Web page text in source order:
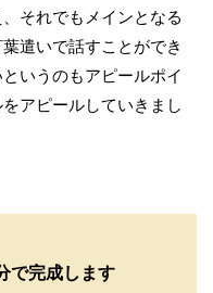
それでもメインとなる
遣いで話すことができ
いうのもアピールポイ
アピールしていきまし
で完成します